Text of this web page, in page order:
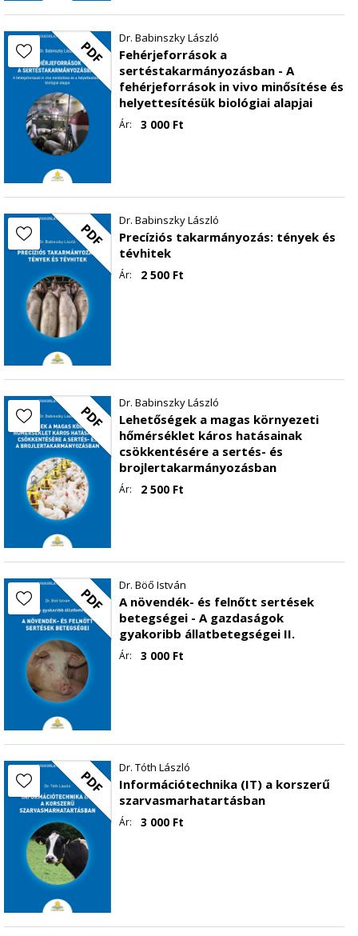
PDF Dr. Babinszky László
Fehérjeforrások a
sertéstakarmányozásban - A
fehérjeforrások in vivo minősítése és
helyettesítésük biológiai alapjai
Ár: 3 000 Ft
PDF Dr. Babinszky László
Precíziós takarmányozás: tények és
tévhitek
Ár: 2 500 Ft
PDF Dr. Babinszky László
Lehetőségek a magas környezeti
hőmérséklet káros hatásainak
csökkentésére a sertés- és
brojlertakarmányozásban
Ár: 2 500 Ft
PDF Dr. Böő István
A növendék- és felnőtt sertések
betegségei - A gazdaságok
gyakoribb állatbetegségei II.
Ár: 3 000 Ft
PDF Dr. Tóth László
Információtechnika (IT) a korszerű
szarvasmarhatartásban
Ár: 3 000 Ft